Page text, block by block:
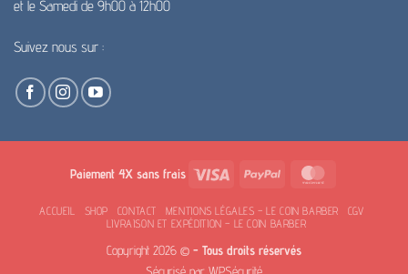
et le Samedi de 9h00 à 12h00
Suivez nous sur :
Paiement 4X sans frais Visa PayPal
ACCUEIL SHOP CONTACT MENTIONS LÉGALES – LE COIN BARBER
CGV
LIVRAISON ET EXPÉDITION – LE COIN BARBER
Copyright 2026 © - Tous droits réservés
Sécurisé par WPSécurité